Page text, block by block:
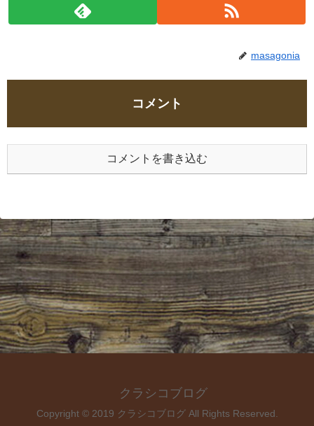
masagonia
コメント
コメントを書き込む
クラシコブログ
Copyright © 2019 クラシコブログ All Rights Reserved.